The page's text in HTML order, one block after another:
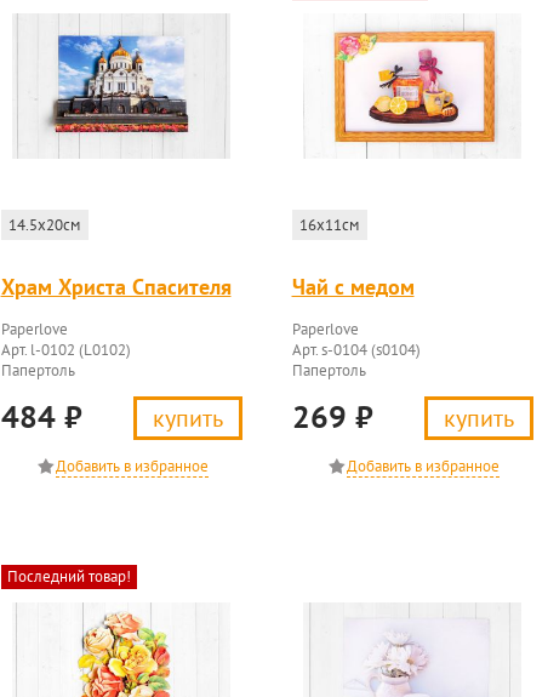
14.5x20см
Храм Христа Спасителя
Paperlove
Арт. l-0102 (L0102)
Папертоль
484 ₽ купить
16x11см
Чай с медом
Paperlove
Арт. s-0104 (s0104)
Папертоль
269 ₽ купить
Последний товар!